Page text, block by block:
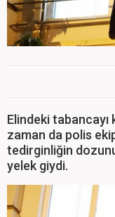
Elindeki tabancayı
zaman da polis
tedirginliğin
yelek giydi.